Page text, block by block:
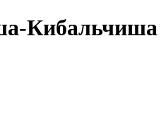
Кибальчиша